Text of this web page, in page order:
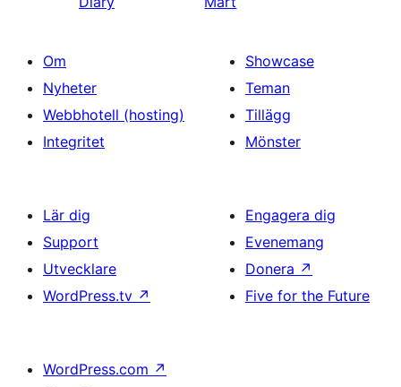
Om
Nyheter
Webbhotell (hosting)
Integritet
Showcase
Teman
Tillägg
Mönster
Lär dig
Support
Utvecklare
WordPress.tv ↗
Engagera dig
Evenemang
Donera ↗
Five for the Future
WordPress.com ↗